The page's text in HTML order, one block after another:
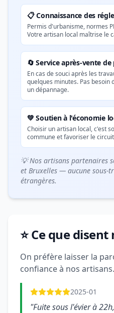
📋 Connaissance des
Permis d'urbanisme, normes
Votre artisan local maîtrise le
🔄 Service après-vente
En cas de souci après les
quelques minutes. Pas
un dépannage.
💚 Soutien à l'économie
Choisir un artisan local, c'est
commune et favoriser le
💡 Nos artisans partenaires
et Bruxelles — aucune sous-
étrangères.
⭐ Ce que
On préfère laisser la
confiance à nos
2025-01
"Fuite sous l'évier à